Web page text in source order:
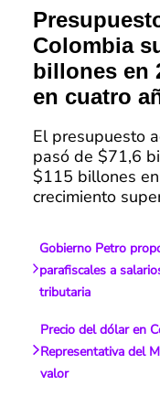
Colombia
billones en
en cuatro
El presupuesto
pasó de $71,6
$115 billones
crecimiento
Gobierno Petro
parafiscales a
tributaria
Precio del dólar en
Representativa del
valor